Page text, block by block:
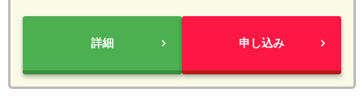
詳細 申し込み